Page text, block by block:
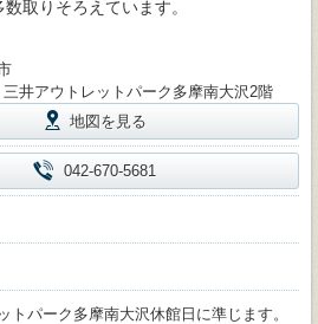
取りそろえています。
井アウトレットパーク多摩南大沢2階
地図を見る
042-670-5681
トパーク多摩南大沢休館日に準じます。